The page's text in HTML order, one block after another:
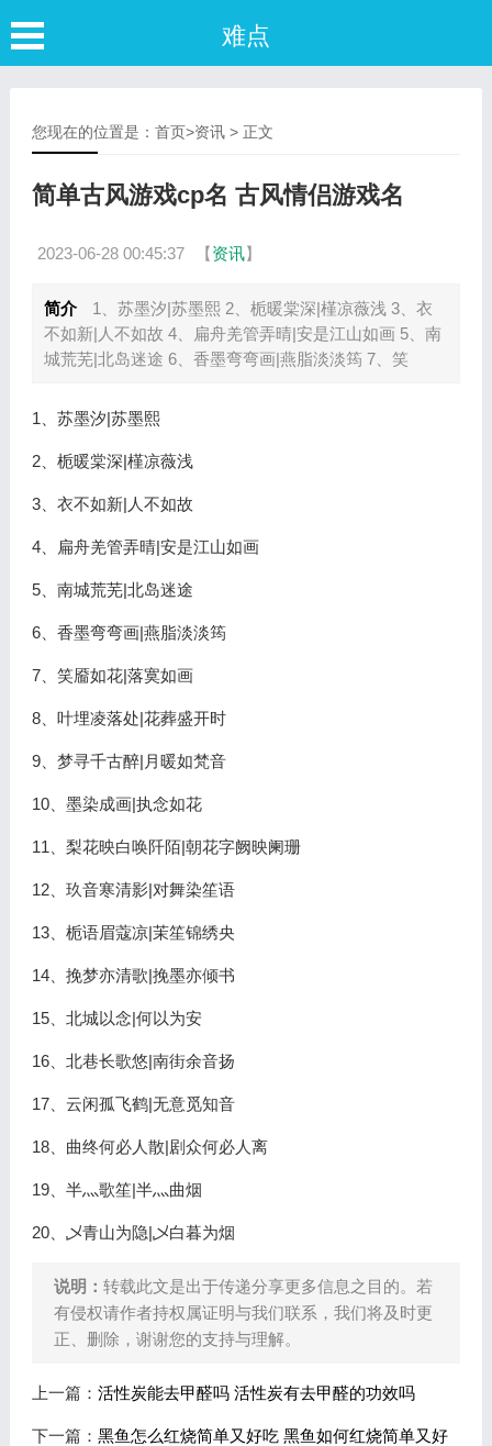
难点
您现在的位置是： 首页>资讯> 正文
简单古风游戏cp名 古风情侣游戏名
2023-06-28 00:45:37 【资讯】
简介
1、苏墨汐|苏墨熙 2、栀暖棠深|槿凉薇浅 3、衣
不如新|人不如故 4、扁舟羌管弄晴|安是江山如画 5、南
城荒芜|北岛迷途 6、香墨弯弯画|燕脂淡淡筠 7、笑
1、苏墨汐|苏墨熙
2、栀暖棠深|槿凉薇浅
3、衣不如新|人不如故
4、扁舟羌管弄晴|安是江山如画
5、南城荒芜|北岛迷途
6、香墨弯弯画|燕脂淡淡筠
7、笑靥如花|落寞如画
8、叶埋凌落处|花葬盛开时
9、梦寻千古醉|月暖如梵音
10、墨染成画|执念如花
11、梨花映白唤阡陌|朝花字阙映阑珊
12、玖音寒清影|对舞染笙语
13、栀语眉蔻凉|茉笙锦绣央
14、挽梦亦清歌|挽墨亦倾书
15、北城以念|何以为安
16、北巷长歌悠|南街余音扬
17、云闲孤飞鹤|无意觅知音
18、曲终何必人散|剧众何必人离
19、半灬歌笙|半灬曲烟
20、乄青山为隐|乄白暮为烟
说明： 转载此文是出于传递分享更多信息之目的。若
有侵权请作者持权属证明与我们联系，我们将及时更
正、删除，谢谢您的支持与理解。
上一篇： 活性炭能去甲醛吗 活性炭有去甲醛的功效吗
下一篇： 黑鱼怎么红烧简单又好吃 黑鱼如何红烧简单又好